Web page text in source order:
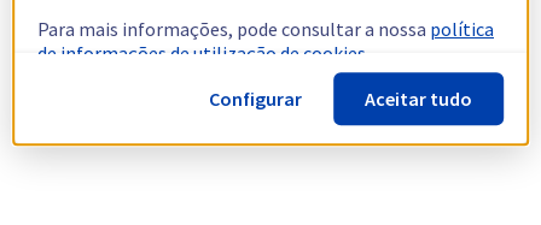
Para mais informações, pode consultar a nossa política
de informações de utilização de cookies.
Configurar
Aceitar tudo